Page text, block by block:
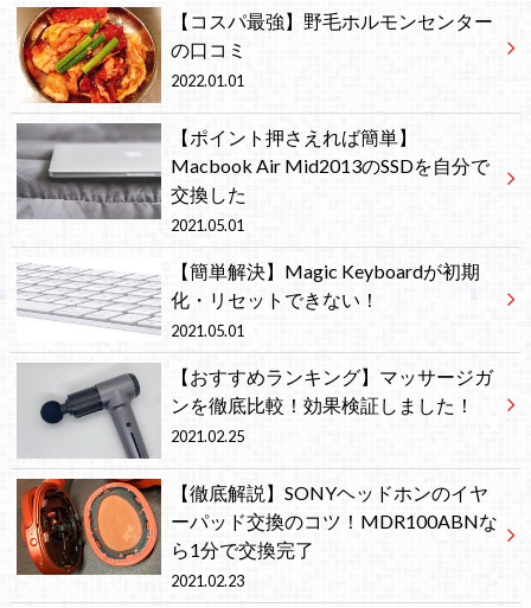
【コスパ最強】野毛ホルモンセンター
の口コミ
2022.01.01
【ポイント押さえれば簡単】
Macbook Air Mid2013のSSDを自分で
交換した
2021.05.01
【簡単解決】Magic Keyboardが初期
化・リセットできない！
2021.05.01
【おすすめランキング】マッサージガ
ンを徹底比較！効果検証しました！
2021.02.25
【徹底解説】SONYヘッドホンのイヤ
ーパッド交換のコツ！MDR100ABNな
ら1分で交換完了
2021.02.23